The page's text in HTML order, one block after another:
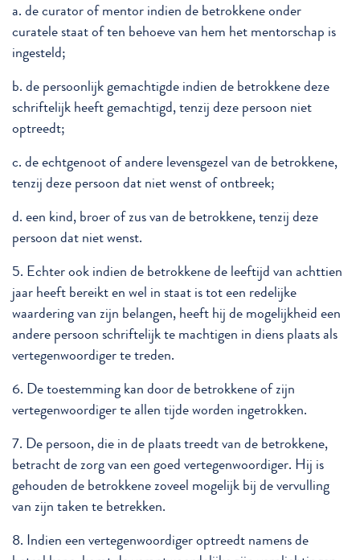
a. de curator of mentor indien de betrokkene onder
curatele staat of ten behoeve van hem het mentorschap is
ingesteld;
b. de persoonlijk gemachtigde indien de betrokkene deze
schriftelijk heeft gemachtigd, tenzij deze persoon niet
optreedt;
c. de echtgenoot of andere levensgezel van de betrokkene,
tenzij deze persoon dat niet wenst of ontbreek;
d. een kind, broer of zus van de betrokkene, tenzij deze
persoon dat niet wenst.
5. Echter ook indien de betrokkene de leeftijd van achttien
jaar heeft bereikt en wel in staat is tot een redelijke
waardering van zijn belangen, heeft hij de mogelijkheid een
andere persoon schriftelijk te machtigen in diens plaats als
vertegenwoordiger te treden.
6. De toestemming kan door de betrokkene of zijn
vertegenwoordiger te allen tijde worden ingetrokken.
7. De persoon, die in de plaats treedt van de betrokkene,
betracht de zorg van een goed vertegenwoordiger. Hij is
gehouden de betrokkene zoveel mogelijk bij de vervulling
van zijn taken te betrekken.
8. Indien een vertegenwoordiger optreedt namens de